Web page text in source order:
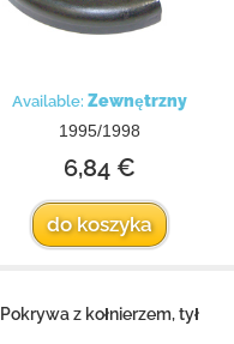
Available: Zewnętrzny
1995/1998
6,84 €
do koszyka
Pokrywa z kołnierzem, tył